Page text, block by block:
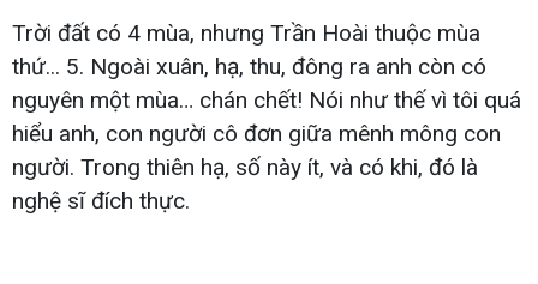
Trời đất có 4 mùa, nhưng Trần Hoài thuộc mùa
thứ... 5. Ngoài xuân, hạ, thu, đông ra anh còn có
nguyên một mùa… chán chết! Nói như thế vì tôi quá
hiểu anh, con người cô đơn giữa mênh mông con
người. Trong thiên hạ, số này ít, và có khi, đó là
nghệ sĩ đích thực.